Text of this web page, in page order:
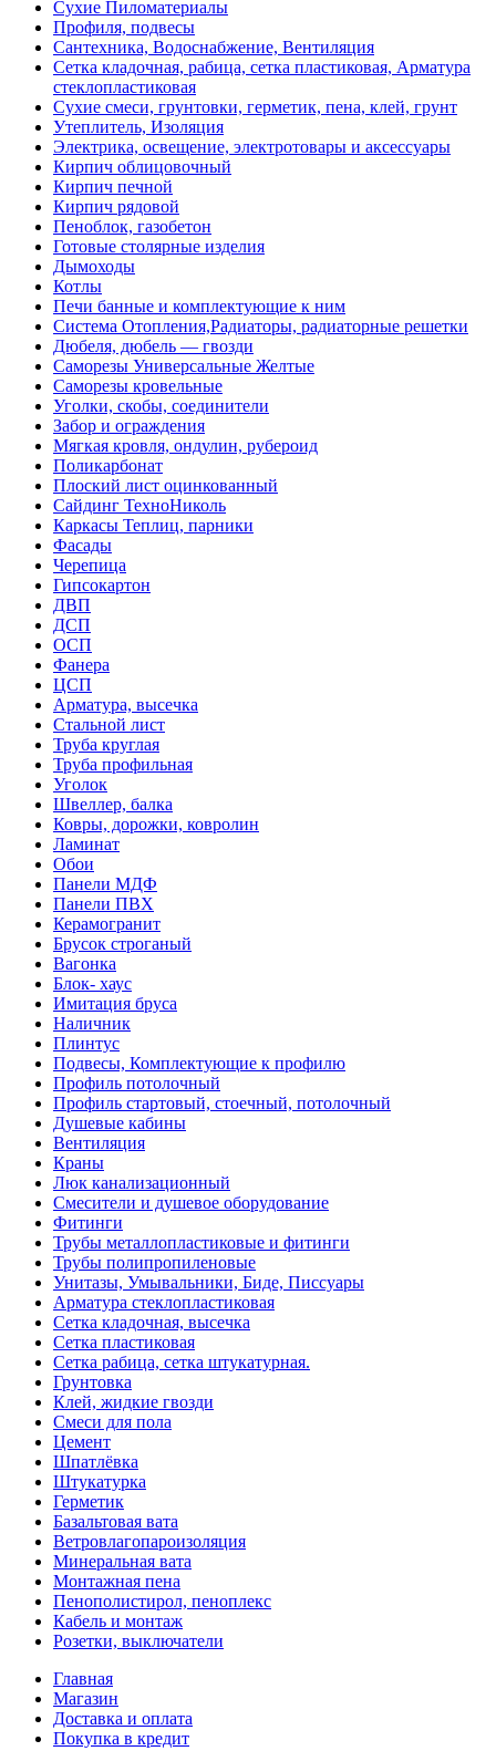
Сухие Пиломатериалы
Профиля, подвесы
Сантехника, Водоснабжение, Вентиляция
Сетка кладочная, рабица, сетка пластиковая, Арматура
стеклопластиковая
Сухие смеси, грунтовки, герметик, пена, клей, грунт
Утеплитель, Изоляция
Электрика, освещение, электротовары и аксессуары
Кирпич облицовочный
Кирпич печной
Кирпич рядовой
Пеноблок, газобетон
Готовые столярные изделия
Дымоходы
Котлы
Печи банные и комплектующие к ним
Система Отопления,Радиаторы, радиаторные решетки
Дюбеля, дюбель — гвозди
Саморезы Универсальные Желтые
Саморезы кровельные
Уголки, скобы, соединители
Забор и ограждения
Мягкая кровля, ондулин, рубероид
Поликарбонат
Плоский лист оцинкованный
Сайдинг ТехноНиколь
Каркасы Теплиц, парники
Фасады
Черепица
Гипсокартон
ДВП
ДСП
ОСП
Фанера
ЦСП
Арматура, высечка
Стальной лист
Труба круглая
Труба профильная
Уголок
Швеллер, балка
Ковры, дорожки, ковролин
Ламинат
Обои
Панели МДФ
Панели ПВХ
Керамогранит
Брусок строганый
Вагонка
Блок- хаус
Имитация бруса
Наличник
Плинтус
Подвесы, Комплектующие к профилю
Профиль потолочный
Профиль стартовый, стоечный, потолочный
Душевые кабины
Вентиляция
Краны
Люк канализационный
Смесители и душевое оборудование
Фитинги
Трубы металлопластиковые и фитинги
Трубы полипропиленовые
Унитазы, Умывальники, Биде, Писсуары
Арматура стеклопластиковая
Сетка кладочная, высечка
Сетка пластиковая
Сетка рабица, сетка штукатурная.
Грунтовка
Клей, жидкие гвозди
Смеси для пола
Цемент
Шпатлёвка
Штукатурка
Герметик
Базальтовая вата
Ветровлагопароизоляция
Минеральная вата
Монтажная пена
Пенополистирол, пеноплекс
Кабель и монтаж
Розетки, выключатели
Главная
Магазин
Доставка и оплата
Покупка в кредит